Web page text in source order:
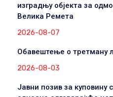
изградњу објекта за
Велика Ремета
2026-08-07
Обавештење о третману
2026-08-03
Јавни позив за куповину